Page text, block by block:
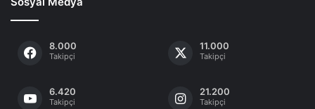
8.000
Takipçi
11.000
Takipçi
6.420
Takipçi
21.200
Takipçi